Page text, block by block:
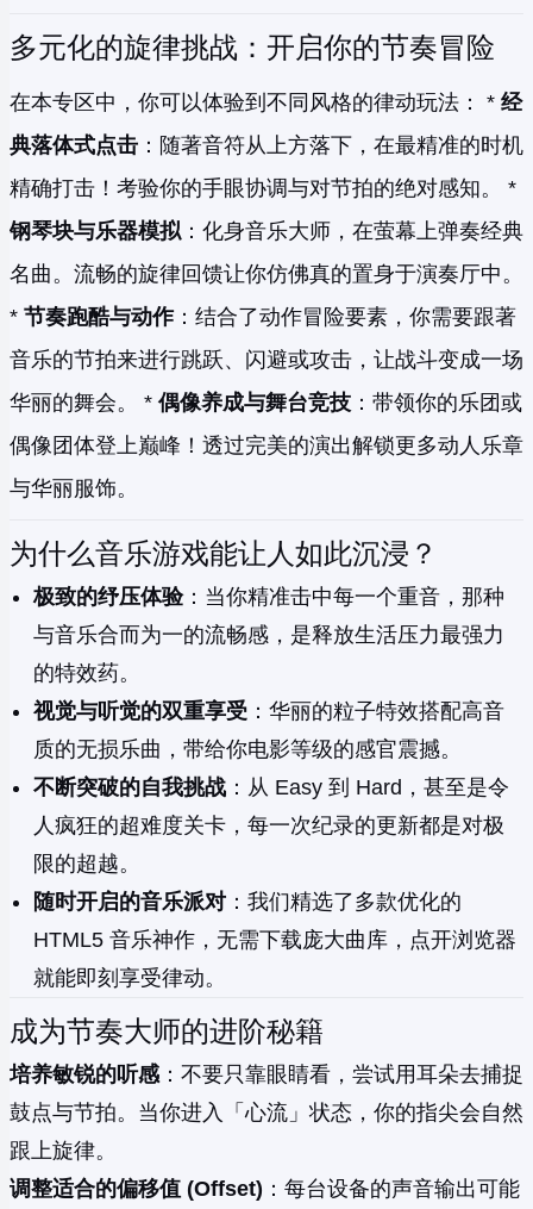
多元化的旋律挑战：开启你的节奏冒险
在本专区中，你可以体验到不同风格的律动玩法： * 经
典落体式点击 ：随著音符从上方落下，在最精准的时机
精确打击！考验你的手眼协调与对节拍的绝对感知。 *
钢琴块与乐器模拟：化身音乐大师，在萤幕上弹奏经典
名曲。流畅的旋律回馈让你仿佛真的置身于演奏厅中。
* 节奏跑酷与动作：结合了动作冒险要素，你需要跟著
音乐的节拍来进行跳跃、闪避或攻击，让战斗变成一场
华丽的舞会。 * 偶像养成与舞台竞技 ：带领你的乐团或
偶像团体登上巅峰！透过完美的演出解锁更多动人乐章
与华丽服饰。
为什么音乐游戏能让人如此沉浸？
极致的纾压体验：当你精准击中每一个重音，那种
与音乐合而为一的流畅感，是释放生活压力最强力
的特效药。
视觉与听觉的双重享受 ：华丽的粒子特效搭配高音
质的无损乐曲，带给你电影等级的感官震撼。
不断突破的自我挑战 ：从 Easy 到 Hard，甚至是令
人疯狂的超难度关卡，每一次纪录的更新都是对极
限的超越。
随时开启的音乐派对 ：我们精选了多款优化的
HTML5 音乐神作，无需下载庞大曲库，点开浏览器
就能即刻享受律动。
成为节奏大师的进阶秘籍
培养敏锐的听感：不要只靠眼睛看，尝试用耳朵去捕捉
鼓点与节拍。当你进入「心流」状态，你的指尖会自然
跟上旋律。
调整适合的偏移值 (Offset) ：每台设备的声音输出可能